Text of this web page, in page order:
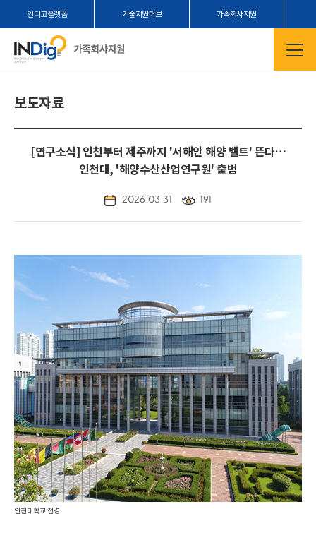
인디고플랫폼 기술지원허브 가족회사지원
보도자료
[연구소식] 인천부터 제주까지 '서해안 해양 벨트' 뜬다…
인천대, '해양수산산업연구원' 출범
2026-03-31 191
인천대학교 전경